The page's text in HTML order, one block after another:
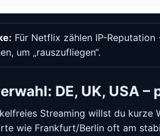
Für Netflix zählen IP-
um „rauszufliegen“.
DE, UK, USA
Streaming willst du kurze
wie Frankfurt/Berlin oft am